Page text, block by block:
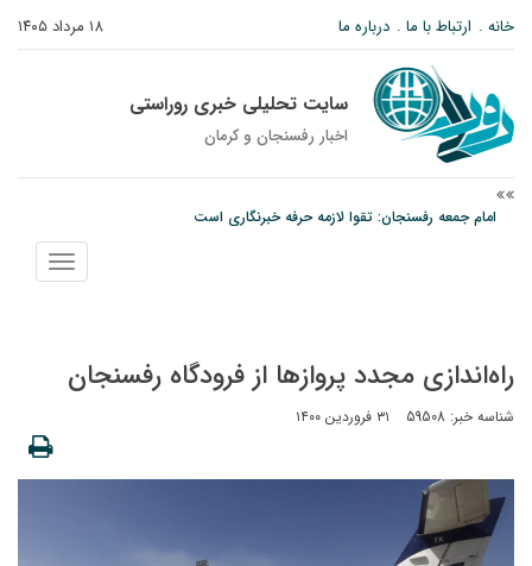
۱۸ مرداد ۱۴۰۵ خانه ارتباط با ما درباره ما
سایت تحلیلی خبری روراستی
اخبار رفسنجان و كرمان
امام جمعه رفسنجان: تقوا لازمه حرفه خبرنگاری است
پیش‌بینی هواشناسی برای استان کرمان؛ از وزش باد و گردوخاک تا رگبار و رعدوبرق
نمایش
منو
راه‌اندازی مجدد پروازها از فرودگاه رفسنجان
شناسه خبر: 59508 ۳۱ فروردین ۱۴۰۰